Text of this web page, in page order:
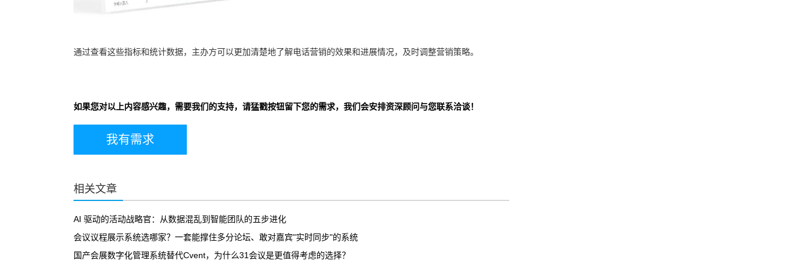
通过查看这些指标和统计数据，主办方可以更加清楚地了解电话营销的效果和进展情况，及时调整营销策略。
如果您对以上内容感兴趣，需要我们的支持，请猛戳按钮留下您的需求，我们会安排资深顾问与您联系洽谈！
我有需求
相关文章
AI 驱动的活动战略官：从数据混乱到智能团队的五步进化
会议议程展示系统选哪家？一套能撑住多分论坛、敢对嘉宾"实时同步"的系统
国产会展数字化管理系统替代Cvent，为什么31会议是更值得考虑的选择？